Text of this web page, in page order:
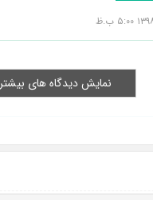
نمایش دیدگاه های بیشتر